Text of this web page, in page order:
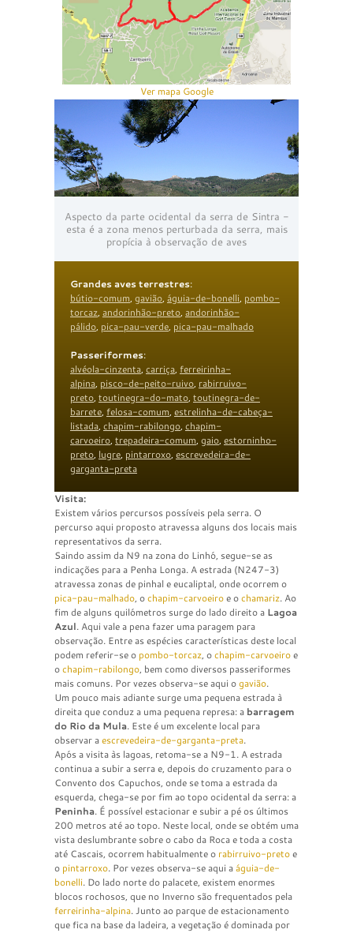
Ver mapa Google
Aspecto da parte ocidental da serra de Sintra -
esta é a zona menos perturbada da serra, mais
propícia à observação de aves
Grandes aves terrestres:
bútio-comum, gavião, águia-de-bonelli, pombo-
torcaz, andorinhão-preto, andorinhão-
pálido, pica-pau-verde, pica-pau-malhado
Passeriformes:
alvéola-cinzenta, carriça, ferreirinha-
alpina, pisco-de-peito-ruivo, rabirruivo-
preto, toutinegra-do-mato, toutinegra-de-
barrete, felosa-comum, estrelinha-de-cabeça-
listada, chapim-rabilongo, chapim-
carvoeiro, trepadeira-comum, gaio, estorninho-
preto, lugre, pintarroxo, escrevedeira-de-
garganta-preta
Visita:
Existem vários percursos possíveis pela serra. O
percurso aqui proposto atravessa alguns dos locais mais
representativos da serra.
Saindo assim da N9 na zona do Linhó, segue-se as
indicações para a Penha Longa. A estrada (N247-3)
atravessa zonas de pinhal e eucaliptal, onde ocorrem o
pica-pau-malhado, ochapim-carvoeiroe ochamariz. Ao
fim de alguns quilómetros surge do lado direito a Lagoa
Azul. Aqui vale a pena fazer uma paragem para
observação. Entre as espécies características deste local
podem referir-se o pombo-torcaz, ochapim-carvoeiroe
ochapim-rabilongo, bem como diversos passeriformes
mais comuns. Por vezes observa-se aqui ogavião.
Um pouco mais adiante surge uma pequena estrada à
direita que conduz a uma pequena represa: a barragem
do Rio da Mula. Este é um excelente local para
observar aescrevedeira-de-garganta-preta.
Após a visita às lagoas, retoma-se a N9-1. A estrada
continua a subir a serra e, depois do cruzamento para o
Convento dos Capuchos, onde se toma a estrada da
esquerda, chega-se por fim ao topo ocidental da serra: a
Peninha. É possível estacionar e subir a pé os últimos
200 metros até ao topo. Neste local, onde se obtém uma
vista deslumbrante sobre o cabo da Roca e toda a costa
até Cascais, ocorrem habitualmente o rabirruivo-pretoe
o pintarroxo. Por vezes observa-se aqui aáguia-de-
bonelli. Do lado norte do palacete, existem enormes
blocos rochosos, que no Inverno são frequentados pela
ferreirinha-alpina. Junto ao parque de estacionamento
que fica na base da ladeira, a vegetação é dominada por